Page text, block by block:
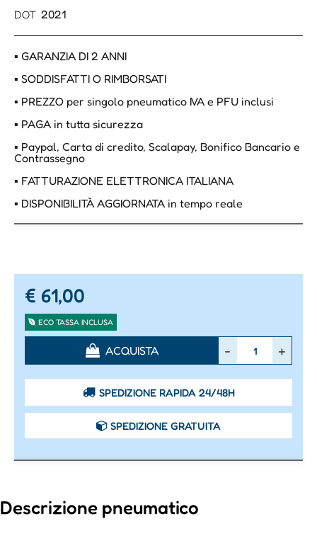
DOT 2021
▪ GARANZIA DI 2 ANNI
▪ SODDISFATTI O RIMBORSATI
▪ PREZZO per singolo pneumatico IVA e PFU inclusi
▪ PAGA in tutta sicurezza
▪ Paypal, Carta di credito, Scalapay, Bonifico Bancario e
Contrassegno
▪ FATTURAZIONE ELETTRONICA ITALIANA
▪ DISPONIBILITÀ AGGIORNATA in tempo reale
€ 61,00
ECO TASSA INCLUSA
ACQUISTA
SPEDIZIONE RAPIDA 24/48H
SPEDIZIONE GRATUITA
Descrizione pneumatico